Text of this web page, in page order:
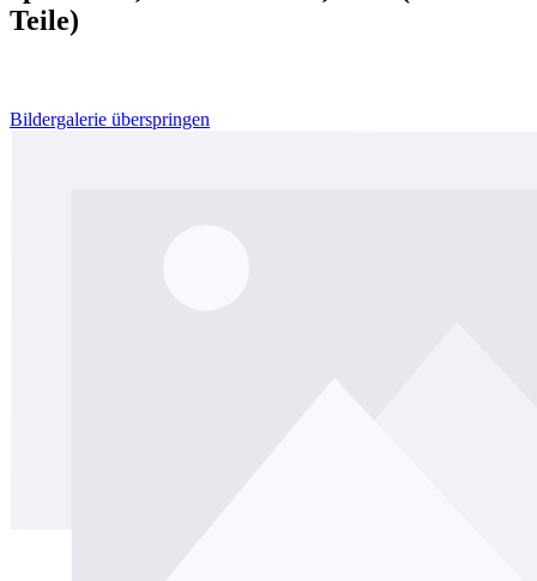
Teile)
Bildergalerie überspringen